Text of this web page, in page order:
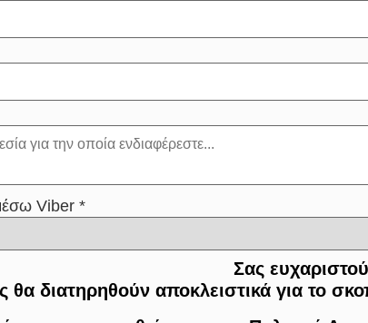
Viber *
Σας
θα διατηρηθούν αποκλειστικά για το